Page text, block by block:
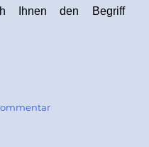
Ihnen den Begriff
zu